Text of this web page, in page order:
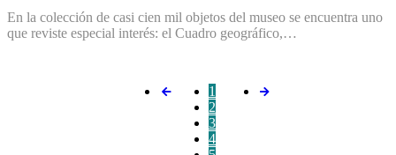
En la colección de casi cien mil objetos del museo se encuentra uno
que reviste especial interés: el Cuadro geográfico,…
1
2
3
4